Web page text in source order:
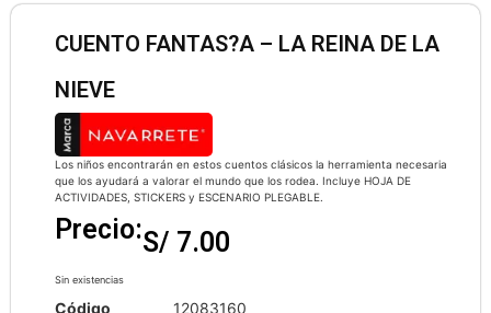
CUENTO FANTAS?A – LA REINA DE LA
NIEVE
Los niños encontrarán en estos cuentos clásicos la herramienta necesaria
que los ayudará a valorar el mundo que los rodea. Incluye HOJA DE
ACTIVIDADES, STICKERS y ESCENARIO PLEGABLE.
Precio:S/ 7.00
Sin existencias
Código
12083160